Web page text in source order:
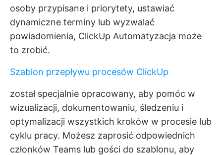
osoby przypisane i priorytety, ustawiać
dynamiczne terminy lub wyzwalać
powiadomienia, ClickUp Automatyzacja może
to zrobić.
Szablon przepływu procesów ClickUp
został specjalnie opracowany, aby pomóc w
wizualizacji, dokumentowaniu, śledzeniu i
optymalizacji wszystkich kroków w procesie lub
cyklu pracy. Możesz zaprosić odpowiednich
członków Teams lub gości do szablonu, aby